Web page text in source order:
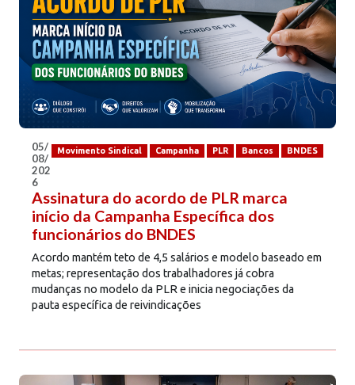
Movimento Sindical Campanha PLR Bancos BNDES
05/
08/
202
6
Assinatura do acordo de PLR marca
início da Campanha Específica dos
funcionários do BNDES
Acordo mantém teto de 4,5 salários e modelo baseado em
metas; representação dos trabalhadores já cobra
mudanças no modelo da PLR e inicia negociações da
pauta específica de reivindicações